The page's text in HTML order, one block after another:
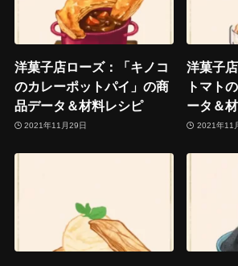
洋菓子店ローズ：「キノコ
のカレーポットパイ」の商
品データ＆材料レシピ
2021年11月29日
洋菓子
トマト
ータ＆
2021年11